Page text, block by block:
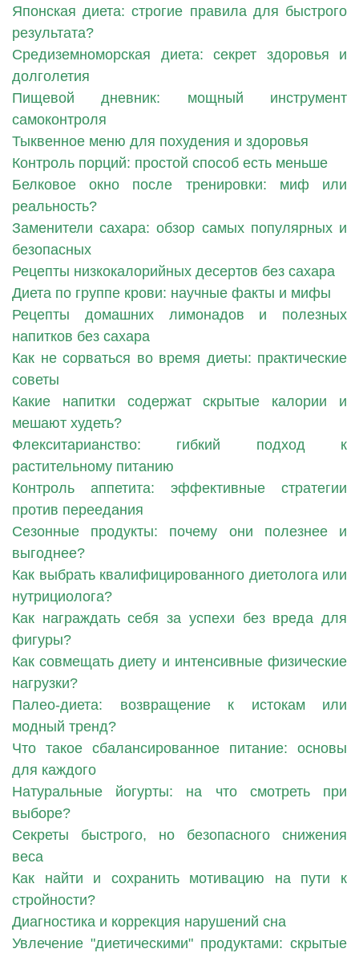
Японская диета: строгие правила для быстрого
результата?
Средиземноморская диета: секрет здоровья и
долголетия
Пищевой дневник: мощный инструмент
самоконтроля
Тыквенное меню для похудения и здоровья
Контроль порций: простой способ есть меньше
Белковое окно после тренировки: миф или
реальность?
Заменители сахара: обзор самых популярных и
безопасных
Рецепты низкокалорийных десертов без сахара
Диета по группе крови: научные факты и мифы
Рецепты домашних лимонадов и полезных
напитков без сахара
Как не сорваться во время диеты: практические
советы
Какие напитки содержат скрытые калории и
мешают худеть?
Флекситарианство: гибкий подход к
растительному питанию
Контроль аппетита: эффективные стратегии
против переедания
Сезонные продукты: почему они полезнее и
выгоднее?
Как выбрать квалифицированного диетолога или
нутрициолога?
Как награждать себя за успехи без вреда для
фигуры?
Как совмещать диету и интенсивные физические
нагрузки?
Палео-диета: возвращение к истокам или
модный тренд?
Что такое сбалансированное питание: основы
для каждого
Натуральные йогурты: на что смотреть при
выборе?
Секреты быстрого, но безопасного снижения
веса
Как найти и сохранить мотивацию на пути к
стройности?
Диагностика и коррекция нарушений сна
Увлечение "диетическими" продуктами: скрытые